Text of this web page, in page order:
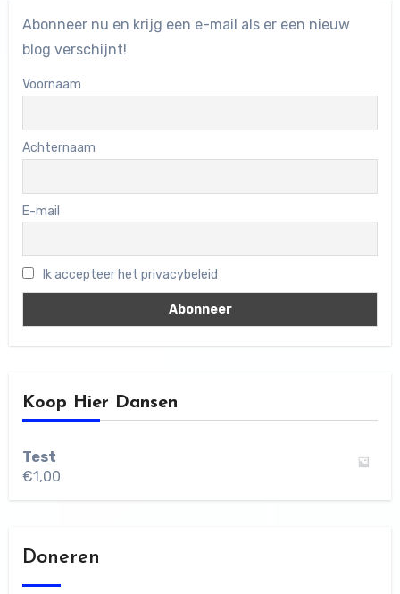
Abonneer nu en krijg een e-mail als er een nieuw
blog verschijnt!
Voornaam
Achternaam
E-mail
Ik accepteer het privacybeleid
Koop Hier Dansen
Test
€1,00
Doneren